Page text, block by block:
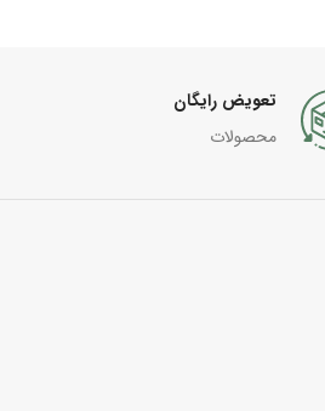
تعویض رایگان
محصولات